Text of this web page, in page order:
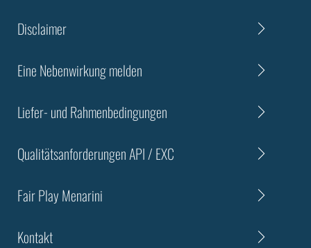
Disclaimer
Eine Nebenwirkung melden
Liefer- und Rahmenbedingungen
Qualitätsanforderungen API / EXC
Fair Play Menarini
Kontakt